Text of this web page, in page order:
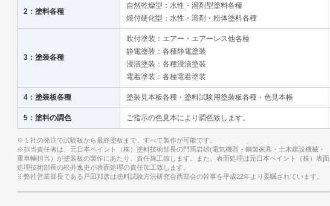
2：塗料各種
自然乾燥型：水性・溶剤型塗料各種
焼付硬化型：水性・溶剤・粉体塗料各種
3：塗装各種
吹付塗装：エアー・エアーレス他各種
静電塗装：各種静電塗装
浸漬塗装：各種浸漬塗装
電着塗装：各種電着塗装
4：塗装板各種 塗装見本板各種・塗料試験用塗装板各種・色見本帳
5：塗料の調色 ご指示の色見本により調色致します。
※１社の発注で試験板から最終塗板まで、すべて製作が可能です。
※担当責任者は、元日本ペイント（株）塗料技術部長の門馬岩雄(電気機器・鋼製家具・土木建設機械・
重車輛担当）が塗装板の製作にあたり、責任施工致します。また、表面処理は元日本ペイント（株）表面
処理技術部長の松井逸史が表面処理の責任加工致します。
※弊社営業部長である戸田邦彦は塗料試験方法研究会西部会の幹事を平成22年より委嘱されています。